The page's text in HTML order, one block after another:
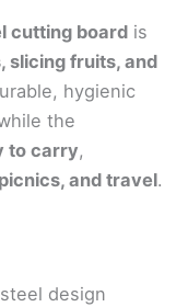
cutting board is
slicing fruits, and
hygienic
the
to carry,
and travel.
design